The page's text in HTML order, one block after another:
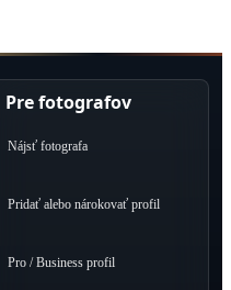
Pre fotografov
Nájsť fotografa
Pridať alebo nárokovať profil
Pro / Business profil